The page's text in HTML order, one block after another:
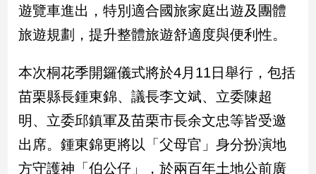
點
南
灣
點
娛
遊覽車進出，特別適合國旅家庭出遊及團體
旅遊規劃，提升整體旅遊舒適度與便利性。
本次桐花季開鑼儀式將於4月11日舉行，包括
苗栗縣長鍾東錦、議長李文斌、立委陳超
明、立委邱鎮軍及苗栗市長余文忠等皆受邀
出席。鍾東錦更將以「父母官」身分扮演地
方守護神「伯公仔」，於兩百年土地公前廣